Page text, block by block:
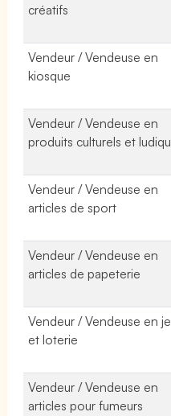
créatifs
Vendeur / Vendeuse en
kiosque
Vendeur / Vendeuse en
produits culturels et
Vendeur / Vendeuse en
articles de sport
Vendeur / Vendeuse en
articles de papeterie
Vendeur / Vendeuse en
et loterie
Vendeur / Vendeuse en
articles pour fumeurs